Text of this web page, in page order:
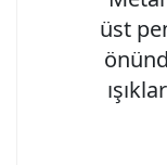
üst